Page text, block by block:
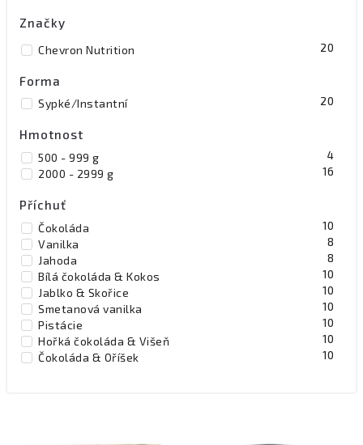
Značky
Chevron Nutrition 20
Forma
Sypké/Instantní 20
Hmotnost
500 - 999 g 4
2000 - 2999 g 16
Příchuť
Čokoláda 10
Vanilka 8
Jahoda 8
Bílá čokoláda & Kokos 10
Jablko & Skořice 10
Smetanová vanilka 10
Pistácie 10
Hořká čokoláda & Višeň 10
Čokoláda & Oříšek 10